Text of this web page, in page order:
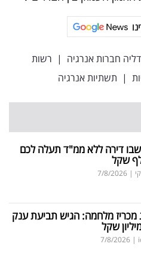
דליה חברות אנרגיה | רשות
| תשתיות אנרגיה
שבו דירה ללא ממ"ד תעלה לכם
|
7/8/2026
מכריז מלחמה: הגיש תביעת ענק
|
7/8/2026